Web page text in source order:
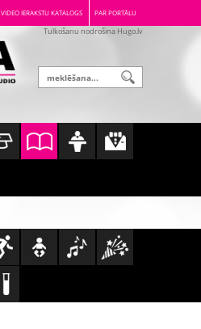
VIDEO IERAKSTU KATALOGS PAR PORTĀLU
Tulkošanu nodrošina Hugo.lv